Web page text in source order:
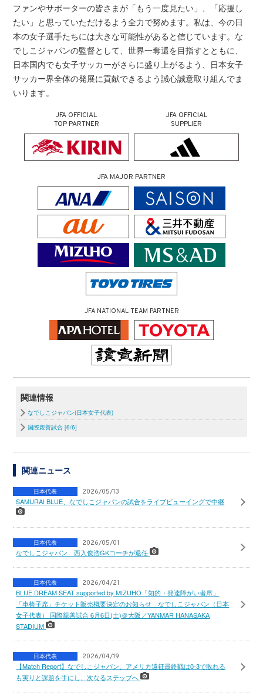
ファンやサポーターの皆さまが「もう一度見たい」、「応援し
たい」と思っていただけるよう全力で努めます。私は、今の日
本の女子選手たちには大きな可能性があると信じています。な
でしこジャパンの監督として、世界一奪還を目指すとともに、
日本国内でも女子サッカーがさらに盛り上がるよう、日本女子
サッカー界全体の発展に貢献できるよう誠心誠意取り組んでま
いります。
JFA OFFICIAL
TOP PARTNER
JFA OFFICIAL
SUPPLIER
JFA MAJOR PARTNER
JFA NATIONAL TEAM PARTNER
関連情報
なでしこジャパン(日本女子代表)
国際親善試合 [6/6]
関連ニュース
日本代表 2026/05/13
SAMURAI BLUE、なでしこジャパンの試合をライブビューイングで中継
日本代表 2026/05/01
なでしこジャパン 西入俊浩GKコーチが退任
日本代表 2026/04/21
BLUE DREAM SEAT supported by MIZUHO「知的・発達障がい者席」
「車椅子席」チケット販売概要決定のお知らせ なでしこジャパン（日本
女子代表） 国際親善試合 6月6日(土)＠大阪／YANMAR HANASAKA
STADIUM
日本代表 2026/04/19
【Match Report】なでしこジャパン、アメリカ遠征最終戦は0-3で敗れる
も実りと課題を手にし、次なるステップへ